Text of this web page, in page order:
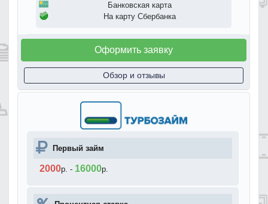
Банковская карта
На карту Сбербанка
Оформить заявку
Обзор и отзывы
Первый займ
2000р. - 16000р.